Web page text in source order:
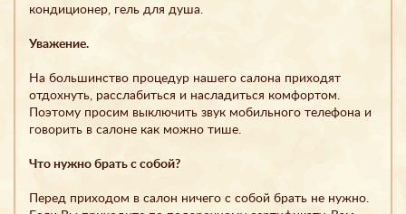
кондиционер, гель для душа.
Уважение.
На большинство процедур нашего салона приходят
отдохнуть, расслабиться и насладиться комфортом.
Поэтому просим выключить звук мобильного телефона и
говорить в салоне как можно тише.
Что нужно брать с собой?
Перед приходом в салон ничего с собой брать не нужно.